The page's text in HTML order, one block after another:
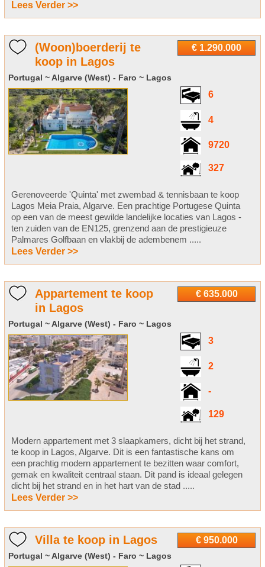
Lees Verder >>
€ 1.290.000
(Woon)boerderij te
koop in Lagos
Portugal ~ Algarve (West) - Faro ~ Lagos
6
4
9720
327
Gerenoveerde 'Quinta' met zwembad & tennisbaan te koop
Lagos Meia Praia, Algarve. Een prachtige Portugese Quinta
op een van de meest gewilde landelijke locaties van Lagos -
ten zuiden van de EN125, grenzend aan de prestigieuze
Palmares Golfbaan en vlakbij de adembenem .....
Lees Verder >>
€ 635.000
Appartement te koop
in Lagos
Portugal ~ Algarve (West) - Faro ~ Lagos
3
2
-
129
Modern appartement met 3 slaapkamers, dicht bij het strand,
te koop in Lagos, Algarve. Dit is een fantastische kans om
een prachtig modern appartement te bezitten waar comfort,
gemak en kwaliteit centraal staan. Dit pand is ideaal gelegen
dicht bij het strand en in het hart van de stad .....
Lees Verder >>
€ 950.000
Villa te koop in Lagos
Portugal ~ Algarve (West) - Faro ~ Lagos